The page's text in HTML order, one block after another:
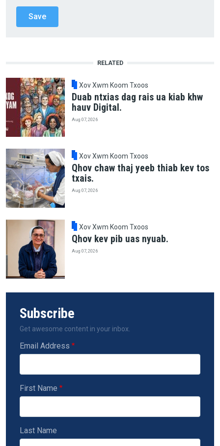
RELATED
Xov Xwm Koom Txoos
Duab ntxias dag rais ua kiab khw
hauv Digital.
Aug 07, 2026
Xov Xwm Koom Txoos
Qhov chaw thaj yeeb thiab kev tos
txais.
Aug 07, 2026
Xov Xwm Koom Txoos
Qhov kev pib uas nyuab.
Aug 07, 2026
Subscribe
Get awesome content in your inbox.
Email Address
First Name
Last Name